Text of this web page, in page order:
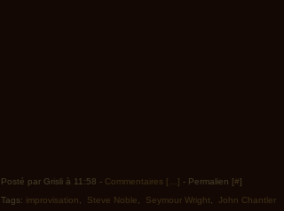
Posté par Grisli à 11:58 - Commentaires [ ] - Permalien [#]
Tags: improvisation Steve Noble Seymour Wright John Chantler